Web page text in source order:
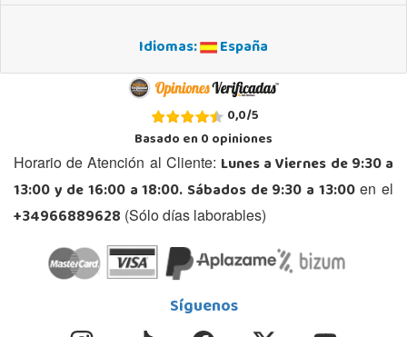
Idiomas: España
0,0/5
Basado en0opiniones
Horario de Atención al Cliente: Lunes a Viernes de 9:30 a
13:00 y de 16:00 a 18:00. Sábados de 9:30 a 13:00en el
+34966889628 (Sólo días laborables)
Síguenos